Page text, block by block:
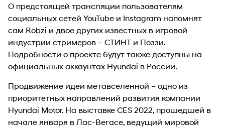
О предстоящей трансляции пользователям
социальных сетей YouTube и Instagram напомнят
сам Robzi и двое других известных в игровой
индустрии стримеров – СТИНТ и Поззи.
Подробности о проекте будут также доступны на
официальных аккаунтах Hyundai в России.
Продвижение идеи метавселенной – одно из
приоритетных направлений развития компании
Hyundai Motor. На выставке CES 2022, прошедшей в
начале января в Лас-Вегасе, ведущий мировой